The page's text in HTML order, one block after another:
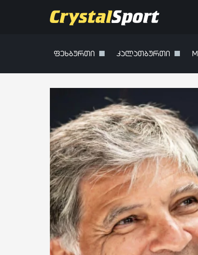
ფეხბურთი კალათბურთი